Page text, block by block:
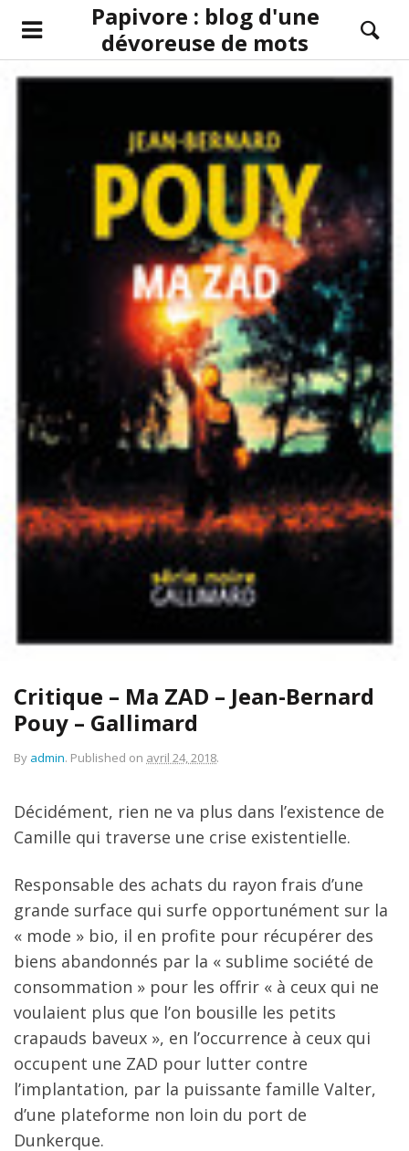
Papivore : blog d'une
dévoreuse de mots
Critique – Ma ZAD – Jean-Bernard
Pouy – Gallimard
By admin. Published on avril 24, 2018.
Décidément, rien ne va plus dans l’existence de
Camille qui traverse une crise existentielle.
Responsable des achats du rayon frais d’une
grande surface qui surfe opportunément sur la
« mode » bio, il en profite pour récupérer des
biens abandonnés par la « sublime société de
consommation » pour les offrir « à ceux qui ne
voulaient plus que l’on bousille les petits
crapauds baveux », en l’occurrence à ceux qui
occupent une ZAD pour lutter contre
l’implantation, par la puissante famille Valter,
d’une plateforme non loin du port de
Dunkerque.